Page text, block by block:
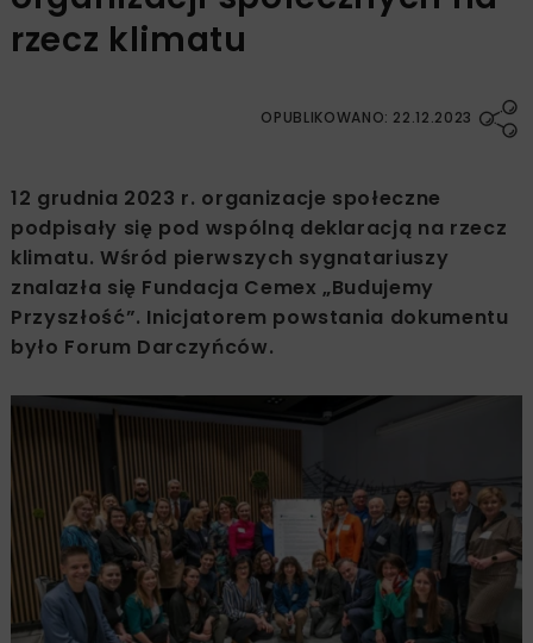
rzecz klimatu
OPUBLIKOWANO: 22.12.2023
12 grudnia 2023 r. organizacje społeczne
podpisały się pod wspólną deklaracją na rzecz
klimatu. Wśród pierwszych sygnatariuszy
znalazła się Fundacja Cemex „Budujemy
Przyszłość”. Inicjatorem powstania dokumentu
było Forum Darczyńców.